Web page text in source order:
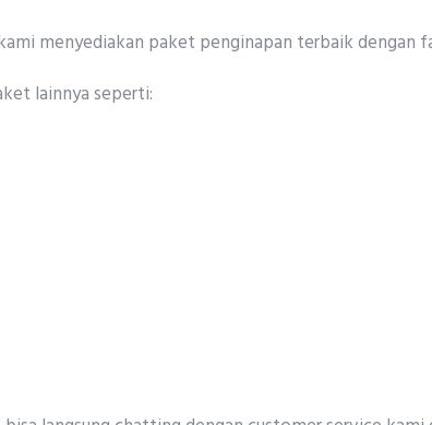
menyediakan paket penginapan terbaik dengan
lainnya seperti: